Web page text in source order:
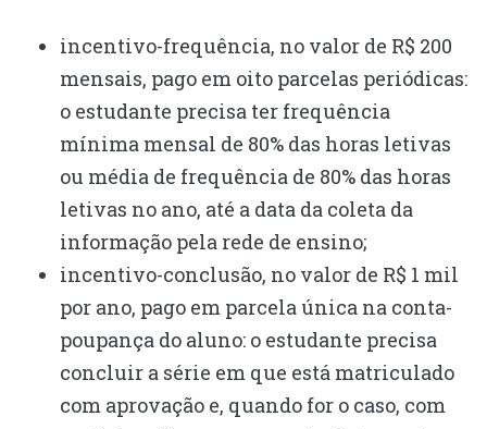
incentivo-frequência, no valor de R$ 200
mensais, pago em oito parcelas periódicas:
o estudante precisa ter frequência
mínima mensal de 80% das horas letivas
ou média de frequência de 80% das horas
letivas no ano, até a data da coleta da
informação pela rede de ensino;
incentivo-conclusão, no valor de R$ 1 mil
por ano, pago em parcela única na conta-
poupança do aluno: o estudante precisa
concluir a série em que está matriculado
com aprovação e, quando for o caso, com